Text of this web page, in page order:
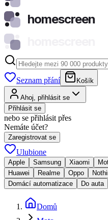
homescreen
Seznam přání Košík
Ahoj, přihlásit se
Přihlásit se
nebo se přihlásit přes
Nemáte účet?
Zaregistrovat se
Ulubione
Apple Samsung Xiaomi
Huawei
Realme Oppo
Domácí automatizace
Do auta
Domů